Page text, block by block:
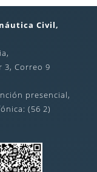
Civil,
3, Correo 9
presencial,
(56 2)